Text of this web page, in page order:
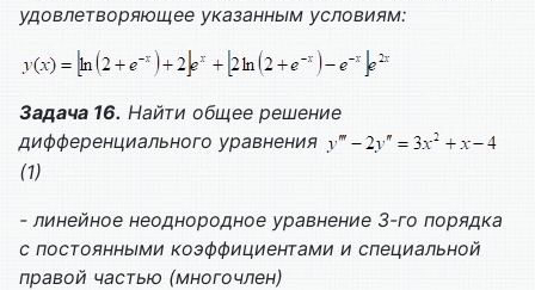
удовлетворяющее указанным условиям:
Задача 16. Найти общее решение
дифференциального уравнения
(1)
- линейное неоднородное уравнение 3-го порядка
с постоянными коэффициентами и специальной
правой частью (многочлен)